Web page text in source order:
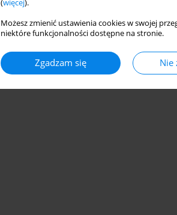
(więcej).
Możesz zmienić ustawienia cookies w swojej
niektóre funkcjonalności dostępne na stronie.
Zgadzam się Nie